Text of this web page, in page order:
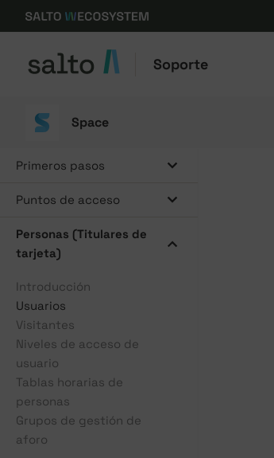
Soporte
Space
Primeros pasos
Puntos de acceso
Personas (Titulares de
tarjeta)
Introducción
Usuarios
Visitantes
Niveles de acceso de
usuario
Tablas horarias de
personas
Grupos de gestión de
aforo